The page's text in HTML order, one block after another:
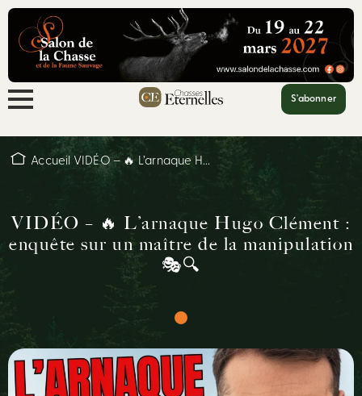
S'abonner
Accueil VIDÉO – 🔥 L’arnaque H...
VIDÉO – 🔥 L’arnaque Hugo Clément :
enquête sur un maître de la manipulation
🎭🔍